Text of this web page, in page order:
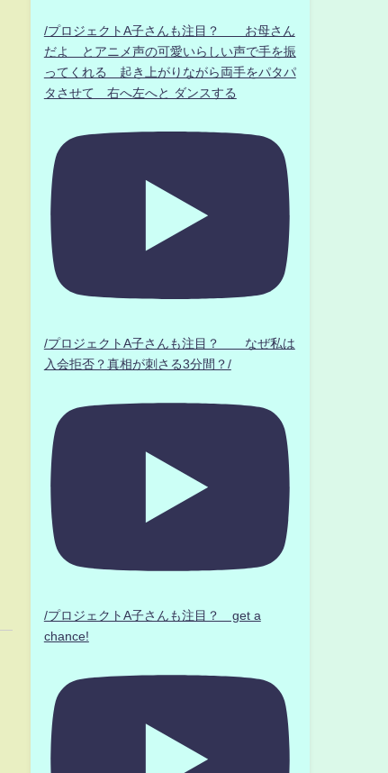
/プロジェクトA子さんも注目？ お母さん
だよ とアニメ声の可愛いらしい声で手を振
ってくれる 起き上がりながら両手をパタパ
タさせて 右へ左へと ダンスする
/プロジェクトA子さんも注目？ なぜ私は
入会拒否？真相が刺さる3分間？/
/プロジェクトA子さんも注目？ get a
chance!